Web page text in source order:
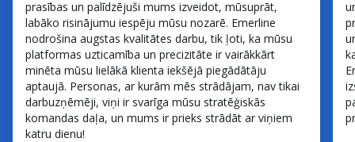
prasības un palīdzējuši mums izveidot, mūsuprāt,
labāko risinājumu iespēju mūsu nozarē. Emerline
nodrošina augstas kvalitātes darbu, tik ļoti, ka mūsu
platformas uzticamība un precizitāte ir vairākkārt
minēta mūsu lielākā klienta iekšējā piegādātāju
aptaujā. Personas, ar kurām mēs strādājam, nav tikai
darbuzņēmēji, viņi ir svarīga mūsu stratēģiskās
komandas daļa, un mums ir prieks strādāt ar viņiem
katru dienu!